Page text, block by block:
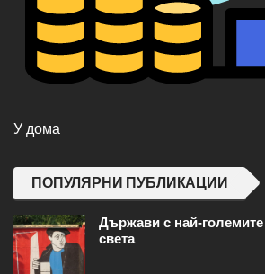
У дома
ПОПУЛЯРНИ ПУБЛИКАЦИИ
Държави с най-
света